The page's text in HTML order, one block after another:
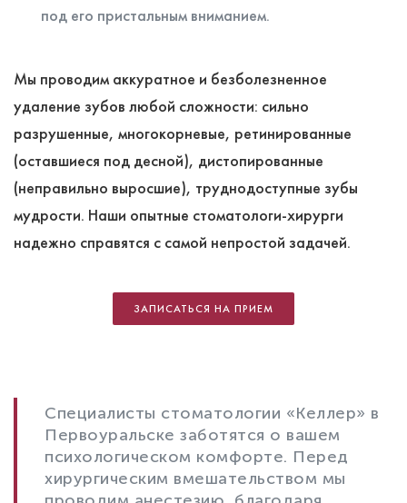
под его пристальным вниманием.
Мы проводим аккуратное и безболезненное
удаление зубов любой сложности: сильно
разрушенные, многокорневые, ретинированные
(оставшиеся под десной), дистопированные
(неправильно выросшие), труднодоступные зубы
мудрости. Наши опытные стоматологи-хирурги
надежно справятся с самой непростой задачей.
ЗАПИСАТЬСЯ НА ПРИЕМ
Специалисты стоматологии «Келлер» в
Первоуральске заботятся о вашем
психологическом комфорте. Перед
хирургическим вмешательством мы